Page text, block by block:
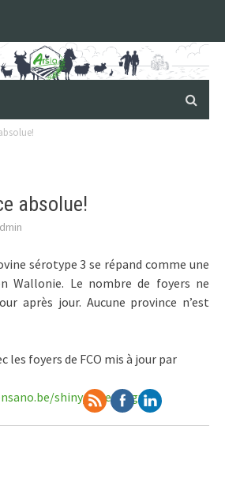
absolue!
sérotype 3 se répand comme une
Wallonie. Le nombre de foyers ne
après jour. Aucune province n’est
les foyers de FCO mis à jour par
shiny/bluetongue/